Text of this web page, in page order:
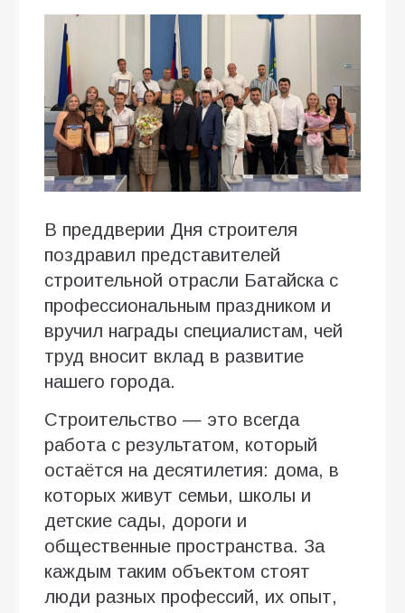
В преддверии Дня строителя
поздравил представителей
строительной отрасли Батайска с
профессиональным праздником и
вручил награды специалистам, чей
труд вносит вклад в развитие
нашего города.
Строительство — это всегда
работа с результатом, который
остаётся на десятилетия: дома, в
которых живут семьи, школы и
детские сады, дороги и
общественные пространства. За
каждым таким объектом стоят
люди разных профессий, их опыт,